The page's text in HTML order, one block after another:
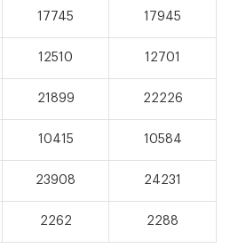
17745 17945
12510 12701
21899 22226
10415 10584
23908 24231
2262 2288